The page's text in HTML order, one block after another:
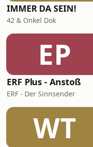
IMMER DA SEIN!
42 & Onkel Dok
EP
ERF Plus - Anstoß
ERF - Der Sinnsender
WT